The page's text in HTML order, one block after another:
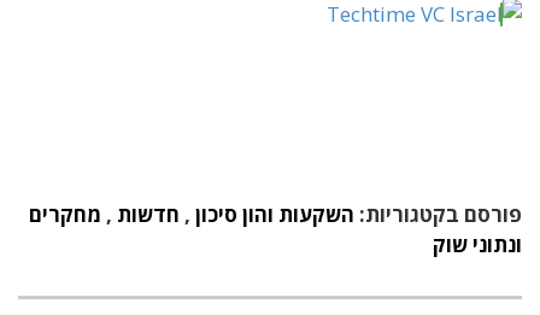
פורסם בקטגוריות: השקעות והון סיכון , חדשות , מחקרים
ונתוני שוק